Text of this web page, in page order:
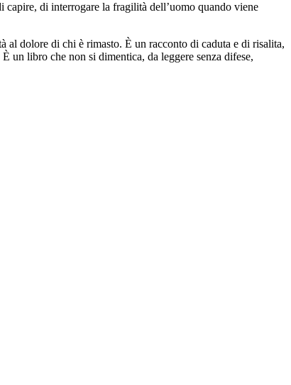
capire, di interrogare la fragilità dell’uomo quando viene
al dolore di chi è rimasto. È un racconto di caduta e di risalita,
un libro che non si dimentica, da leggere senza difese,